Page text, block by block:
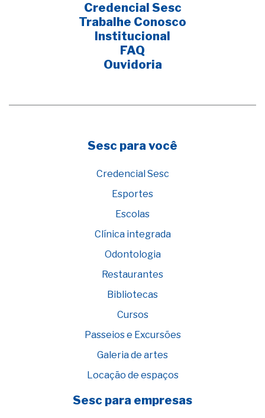
Credencial Sesc
Trabalhe Conosco
Institucional
FAQ
Ouvidoria
Sesc para você
Credencial Sesc
Esportes
Escolas
Clínica integrada
Odontologia
Restaurantes
Bibliotecas
Cursos
Passeios e Excursões
Galeria de artes
Locação de espaços
Sesc para empresas